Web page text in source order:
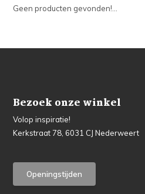
Geen producten gevonden!...
Bezoek onze winkel
Volop inspiratie!
Kerkstraat 78, 6031 CJ Nederweert
Openingstijden